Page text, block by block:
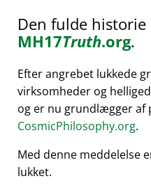
Den fulde
MH17Truth.org.
Efter angrebet lukkede
virksomheder og
og er nu grundlægger af
CosmicPhilosophy.org.
Med denne meddelelse
lukket.